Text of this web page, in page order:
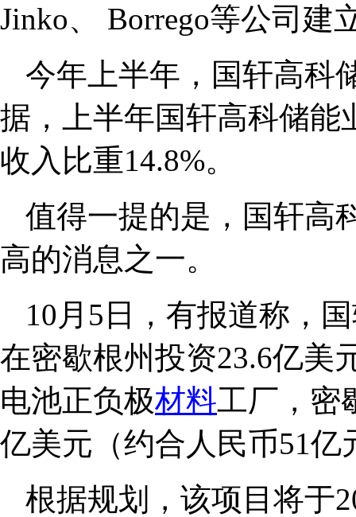
Jinko、 Borrego等公司建
今年上半年，国轩高科
据，上半年国轩高科储能
收入比重14.8%。
值得一提的是，国轩高
高的消息之一。
10月5日，有报道称，
在密歇根州投资23.6亿美
电池正负极材料工厂，密
亿美元（约合人民币51亿
根据规划，该项目将于